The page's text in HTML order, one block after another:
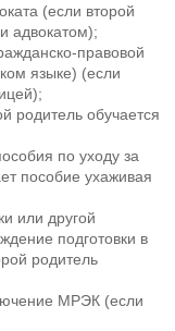
(если второй
адвокатом);
правовой
языке) (если
родитель обучается
по уходу за
пособие ухаживая
или другой
подготовки в
родитель
МРЭК (если